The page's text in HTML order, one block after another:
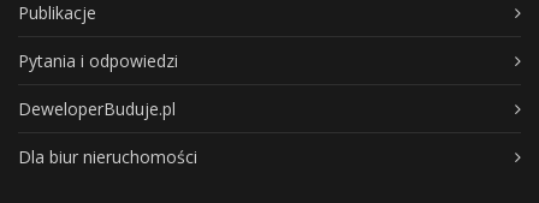
Publikacje
Pytania i odpowiedzi
DeweloperBuduje.pl
Dla biur nieruchomości